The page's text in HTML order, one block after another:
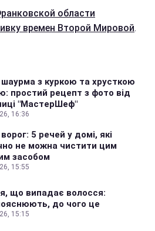
области
времен Второй Мировой.
з куркою та хрусткою
простий рецепт з фото від
"МастерШеф"
16:36
5 речей у домі, які
не можна чистити цим
засобом
15:55
що випадає волосся:
до чого це
15:15